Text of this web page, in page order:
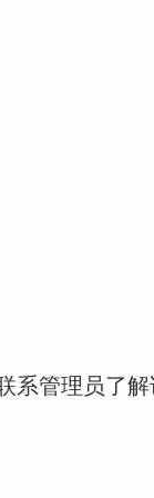
系管理员了